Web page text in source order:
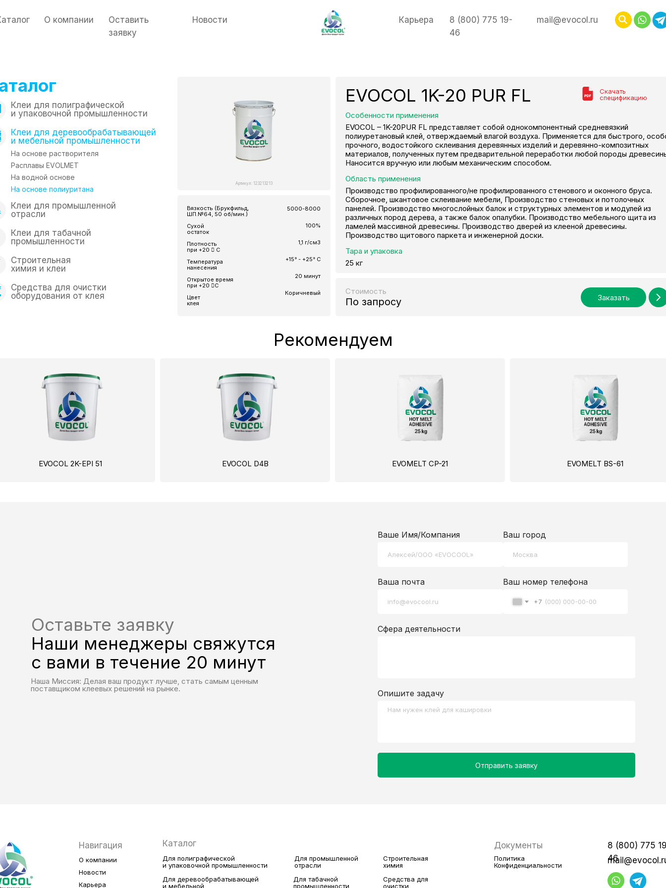
Карьера
Новости
Оставить
заявку
О компании
8 (800) 775 19-
46
mail@evocol.ru
Клеи для деревообрабатывающей
и мебельной промышленности
Клеи для табачной
промышленности
Строительная
химия и клеи
Средства для очистки
оборудования от клея
На основе полиуритана
На водной основе
На основе растворителя
Расплавы EVOLMET
Клеи для полиграфической
и упаковочной промышленности
Клеи для промышленной
отрасли
EVOCOL 1K-20 PUR FL
По запросу
Стоимость
Особенности применения
EVOCOL – 1K-20PUR FL представляет собой однокомпонентный средневязкий
полиуретановый клей, отверждаемый влагой воздуха. Применяется для быстрого,
прочного, водостойкого склеивания деревянных изделий и деревянно-композитных
материалов, полученных путем предварительной переработки любой породы
Наносится вручную или любым механическим способом.
25 кг
Скачать
спецификацию
Артикул: 123213213
Тара и упаковка
Область применения
Производство профилированного/не профилированного стенового и оконного бруса.
Сборочное, шкантовое склеивание мебели, Производство стеновых и потолочных
панелей. Производство многослойных балок и структурных элементов и модулей из
различных пород дерева, а также балок опалубки. Производство мебельного щита из
ламелей массивной древесины. Производство дверей из клееной древесины.
Производство щитового паркета и инженерной доски.
Заказать
5000-8000
100%
1,1 г/см3
+15° - +25° C
20 минут
Коричневый
Вязкость (Брукфильд,
ШП.№64, 50 об/мин.)
Сухой
остаток
Плотность
при +20  С
Температура
нанесения
Открытое время
при +20 С
Цвет
клея
Рекомендуем
EVOCOL D4B
EVOCOL 2K-EPI 51 EVOMELT BS-61
EVOMELT СP-21
Ваше Имя/Компания Ваш город
Ваша почта Ваш номер телефона
+7
Сфера деятельности
Опишите задачу
Отправить заявку
Оставьте заявку
Наши менеджеры свяжутся
с вами в течение 20 минут
Наша Миссия: Делая ваш продукт лучше, стать самым ценным
поставщиком клеевых решений на рынке.
Для табачной
промышленности
Средства для
очистки
Строительная
химия
Для промышленной
отрасли
Для деревообрабатывающей
и мебельной
Для полиграфической
и упаковочной промышленности
Каталог
Карьера
Новости
О компании
Навигация
Политика
Конфиденциальности
Документы
8 (800) 775
46